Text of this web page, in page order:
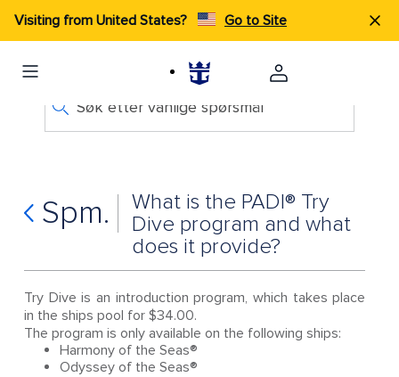
Visiting from United States? Go to Site
Søk etter vanlige spørsmål
Spm.
What is the PADI® Try
Dive program and what
does it provide?
Try Dive is an introduction program, which takes place
in the ships pool for $34.00.
The program is only available on the following ships:
Harmony of the Seas®
Odyssey of the Seas®